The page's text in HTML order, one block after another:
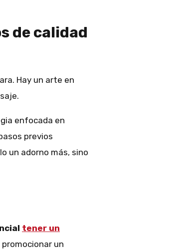
de calidad
Hay un arte en
enfocada en
previos
un adorno más, sino
tener un
un